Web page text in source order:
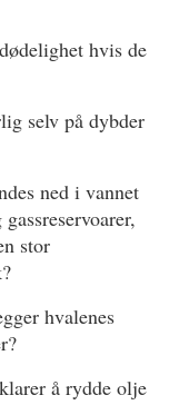
hvis de
selv på dybder
ned i vannet
stor
hvalenes
å rydde olje